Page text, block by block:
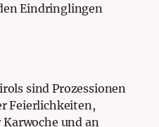
Eindringlingen
sind Prozessionen
Feierlichkeiten,
und an